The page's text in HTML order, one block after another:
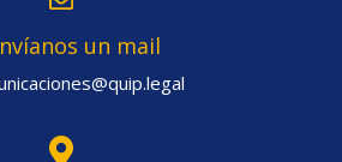
un mail